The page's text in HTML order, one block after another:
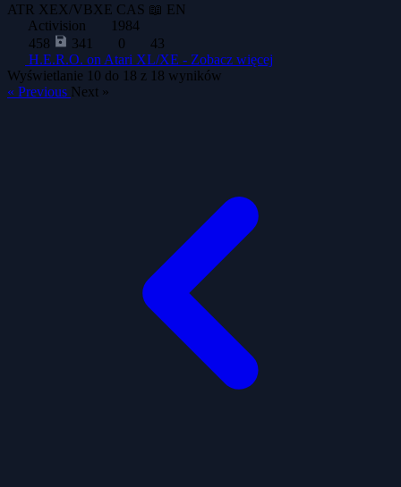
ATR XEX/VBXE CAS 📖 EN
Activision
1984
458
341 0
43
H.E.R.O. on Atari XL/XE - Zobacz więcej
Wyświetlanie 10 do 18 z 18 wyników
« Previous Next »